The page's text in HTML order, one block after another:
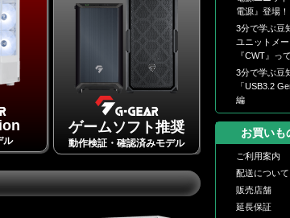
ル
ゲームソフト推奨
動作検証・確認済みモデル
電源』登場！
3分で学ぶ豆
ユニットメ
『CWT』っ
3分で学ぶ豆
「USB3.2
編
お買いも
ご利用案内
配送について
販売店舗
延長保証